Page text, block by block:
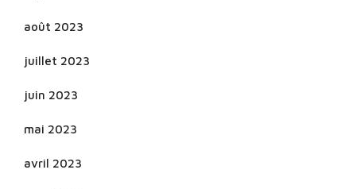
août 2023
juillet 2023
juin 2023
mai 2023
avril 2023